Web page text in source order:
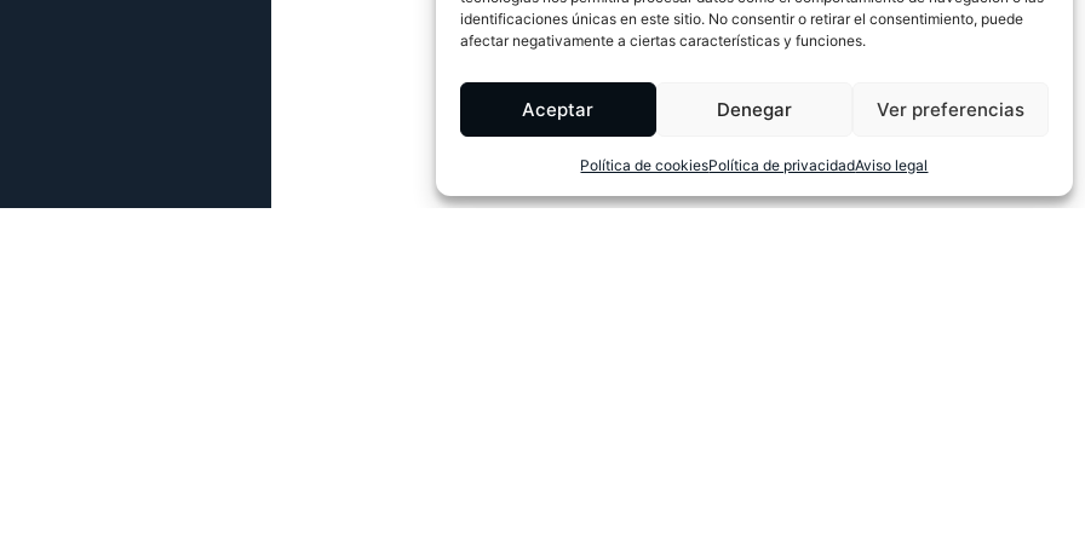
identificaciones únicas en este sitio. No consentir o retirar el consentimiento, puede
afectar negativamente a ciertas características y funciones.
Aceptar Denegar Ver preferencias
Política de cookiesPolítica de privacidadAviso legal